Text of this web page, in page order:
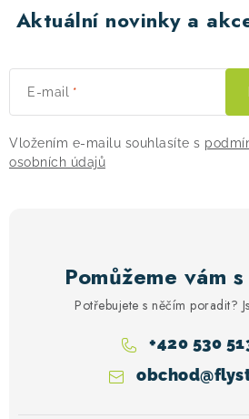
Aktuální novinky a
E-mail
Vložením e-mailu souhlasíte s
osobních údajů
Pomůžeme vám
Potřebujete s něčím poradit?
obchod@
+420 530